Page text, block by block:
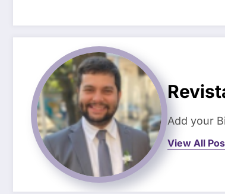
Add your
View All